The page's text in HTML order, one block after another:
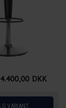
4.400,00 DKK